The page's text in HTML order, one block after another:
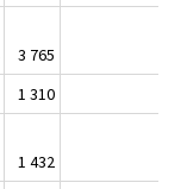
3 765
1 310
1 432